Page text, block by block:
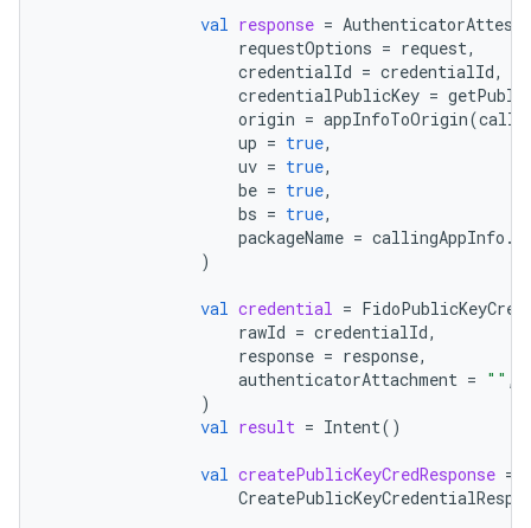
val response =
requestOptions = request,
credentialId = credentialId,
credentialPublicKey =
origin = appInfoToOrigin(
up = true,
uv = true,
be = true,
bs = true,
packageName = callingAppInfo .
)
val credential =
rawId = credentialId,
response = response,
authenticatorAttachment = "" ,
)
val result = Intent()
val createPublicKeyCredResponse =